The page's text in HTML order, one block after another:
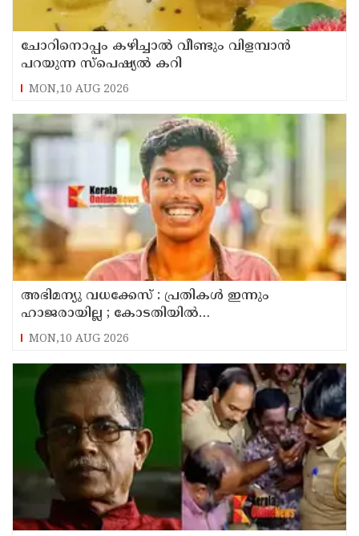
ചോറിനൊപ്പം കഴിച്ചാൽ വീണ്ടും വിളമ്പാൻ
പറയുന്ന സ്പെഷ്യൽ കറി
MON,10 AUG 2026
അഭിമന്യു വധക്കേസ് : പ്രതികൾ ഇന്നും
ഹാജരായില്ല ; കോടതിയിൽ
മാധ്യമപ്രവർത്തകരുള്ളതിനാൽ ഹാജരാകാൻ
ബുദ്ധിമുട്ടെന്ന് പ്രതികൾ
MON,10 AUG 2026